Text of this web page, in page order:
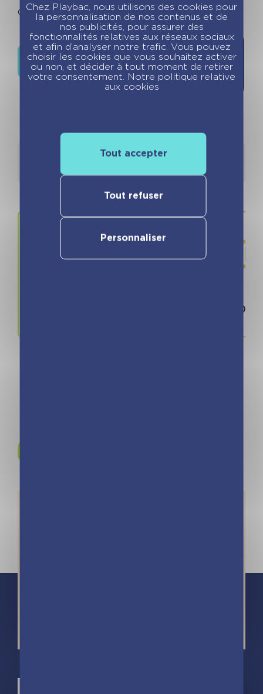
Out of stock
Où trouver ce livre ?
Auteurs
Chez Playbac, nous utilisons des cookies pour
la personnalisation de nos contenus et de
nos publicités, pour assurer des
fonctionnalités relatives aux réseaux sociaux
et afin d’analyser notre trafic. Vous pouvez
choisir les cookies que vous souhaitez activer
ou non, et décider à tout moment de retirer
votre consentement. Notre politique relative
aux cookies
Tout accepter
Tout refuser
Personnaliser